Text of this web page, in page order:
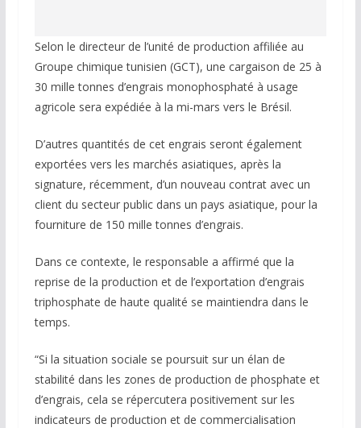
Selon le directeur de l’unité de production affiliée au
Groupe chimique tunisien (GCT), une cargaison de 25 à
30 mille tonnes d’engrais monophosphaté à usage
agricole sera expédiée à la mi-mars vers le Brésil.
D’autres quantités de cet engrais seront également
exportées vers les marchés asiatiques, après la
signature, récemment, d’un nouveau contrat avec un
client du secteur public dans un pays asiatique, pour la
fourniture de 150 mille tonnes d’engrais.
Dans ce contexte, le responsable a affirmé que la
reprise de la production et de l’exportation d’engrais
triphosphate de haute qualité se maintiendra dans le
temps.
“Si la situation sociale se poursuit sur un élan de
stabilité dans les zones de production de phosphate et
d’engrais, cela se répercutera positivement sur les
indicateurs de production et de commercialisation